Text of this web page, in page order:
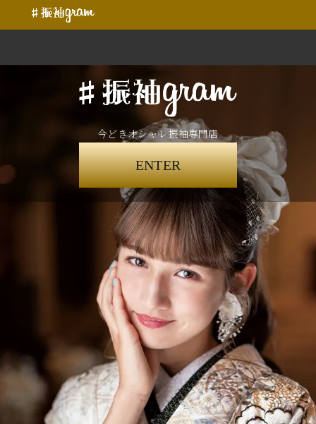
今どきオシャレ振袖専門店
ENTER